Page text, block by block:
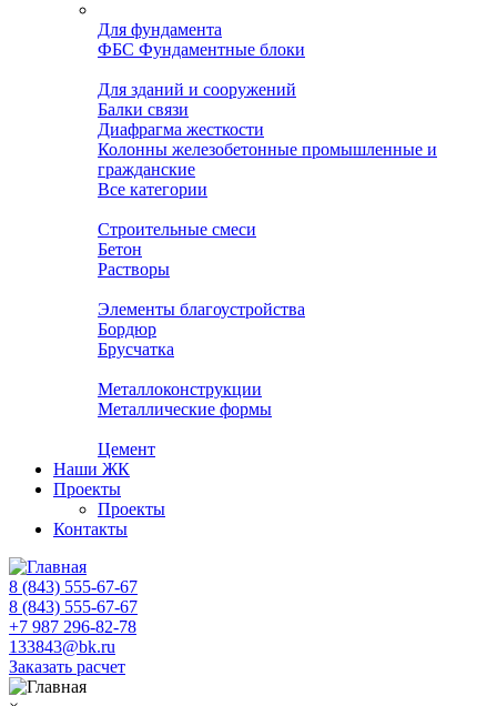
Для фундамента
ФБС Фундаментные блоки
Для зданий и сооружений
Балки связи
Диафрагма жесткости
Колонны железобетонные промышленные и
гражданские
Все категории
Строительные смеси
Бетон
Растворы
Элементы благоустройства
Бордюр
Брусчатка
Металлоконструкции
Металлические формы
Цемент
Наши ЖК
Проекты
Проекты
Контакты
8 (843) 555-67-67
8 (843) 555-67-67
+7 987 296-82-78
133843@bk.ru
Заказать расчет